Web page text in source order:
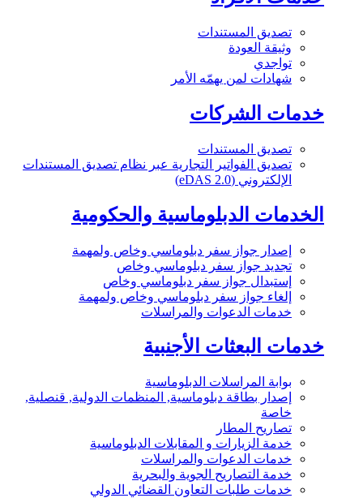
تصديق المستندات
وثيقة العودة
تواجدي
شهادات لمن يهمّه الأمر
خدمات الشركات
تصديق المستندات
تصديق الفواتير التجارية عبر نظام تصديق المستندات
الإلكتروني (eDAS 2.0)
الخدمات الدبلوماسية والحكومية
إصدار جواز سفر دبلوماسي وخاص ولمهمة
تجديد جواز سفر دبلوماسي وخاص
إستبدال جواز سفر دبلوماسي وخاص
إلغاء جواز سفر دبلوماسي وخاص ولمهمة
خدمات الدعوات والمراسلات
خدمات البعثات الأجنبية
بوابة المراسلات الدبلوماسية
إصدار بطاقة دبلوماسية, المنظمات الدولية, قنصلية,
خاصة
تصاريح المطار
خدمة الزيارات و المقابلات الدبلوماسية
خدمات الدعوات والمراسلات
خدمة التصاريح الجوية والبحرية
خدمات طلبات التعاون القضائي الدولي